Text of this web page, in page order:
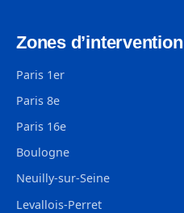
Zones d’intervention
Paris 1er
Paris 8e
Paris 16e
Boulogne
Neuilly-sur-Seine
Levallois-Perret